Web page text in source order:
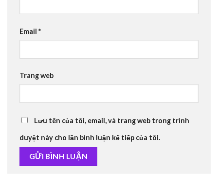
Email *
Trang web
Lưu tên của tôi, email, và trang web trong trình
duyệt này cho lần bình luận kế tiếp của tôi.